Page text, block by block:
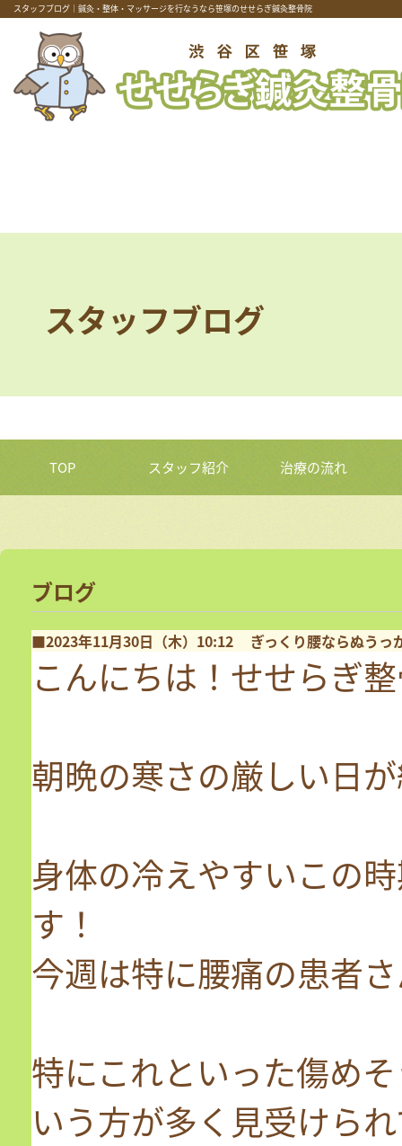
スタッフブログ｜鍼灸・整体・マッサージを行なうなら笹塚のせせらぎ鍼灸整骨院
スタッフブログ
TOP スタッフ紹介 治療の流れ
ブログ
■2023年11月30日（木）10:12 ぎっくり腰ならぬうっ
こんにちは！せせらぎ
朝晩の寒さの厳しい日
身体の冷えやすいこの
す！
今週は特に腰痛の患者
特にこれといった傷め
いう方が多く見受けら